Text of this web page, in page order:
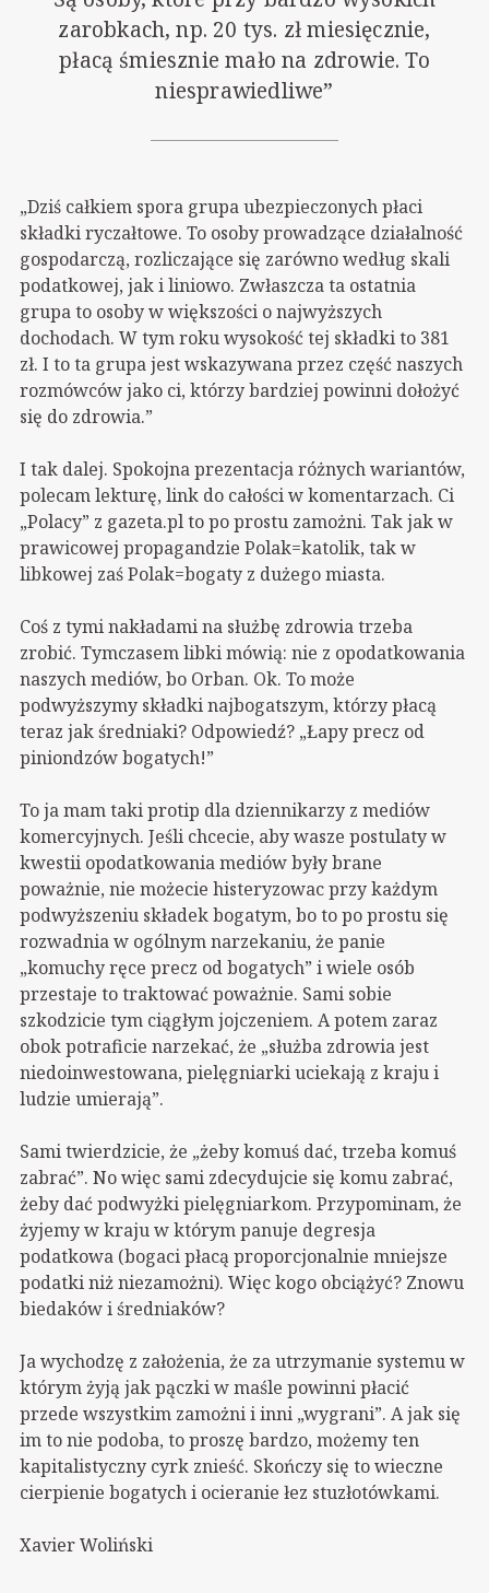
zarobkach, np. 20 tys. zł miesięcznie,
płacą śmiesznie mało na zdrowie. To
niesprawiedliwe”
„Dziś całkiem spora grupa ubezpieczonych płaci
składki ryczałtowe. To osoby prowadzące działalność
gospodarczą, rozliczające się zarówno według skali
podatkowej, jak i liniowo. Zwłaszcza ta ostatnia
grupa to osoby w większości o najwyższych
dochodach. W tym roku wysokość tej składki to 381
zł. I to ta grupa jest wskazywana przez część naszych
rozmówców jako ci, którzy bardziej powinni dołożyć
się do zdrowia.”
I tak dalej. Spokojna prezentacja różnych wariantów,
polecam lekturę, link do całości w komentarzach. Ci
„Polacy” z gazeta.pl to po prostu zamożni. Tak jak w
prawicowej propagandzie Polak=katolik, tak w
libkowej zaś Polak=bogaty z dużego miasta.
Coś z tymi nakładami na służbę zdrowia trzeba
zrobić. Tymczasem libki mówią: nie z opodatkowania
naszych mediów, bo Orban. Ok. To może
podwyższymy składki najbogatszym, którzy płacą
teraz jak średniaki? Odpowiedź? „Łapy precz od
piniondzów bogatych!”
To ja mam taki protip dla dziennikarzy z mediów
komercyjnych. Jeśli chcecie, aby wasze postulaty w
kwestii opodatkowania mediów były brane
poważnie, nie możecie histeryzowac przy każdym
podwyższeniu składek bogatym, bo to po prostu się
rozwadnia w ogólnym narzekaniu, że panie
„komuchy ręce precz od bogatych” i wiele osób
przestaje to traktować poważnie. Sami sobie
szkodzicie tym ciągłym jojczeniem. A potem zaraz
obok potraficie narzekać, że „służba zdrowia jest
niedoinwestowana, pielęgniarki uciekają z kraju i
ludzie umierają”.
Sami twierdzicie, że „żeby komuś dać, trzeba komuś
zabrać”. No więc sami zdecydujcie się komu zabrać,
żeby dać podwyżki pielęgniarkom. Przypominam, że
żyjemy w kraju w którym panuje degresja
podatkowa (bogaci płacą proporcjonalnie mniejsze
podatki niż niezamożni). Więc kogo obciążyć? Znowu
biedaków i średniaków?
Ja wychodzę z założenia, że za utrzymanie systemu w
którym żyją jak pączki w maśle powinni płacić
przede wszystkim zamożni i inni „wygrani”. A jak się
im to nie podoba, to proszę bardzo, możemy ten
kapitalistyczny cyrk znieść. Skończy się to wieczne
cierpienie bogatych i ocieranie łez stuzłotówkami.
Xavier Woliński